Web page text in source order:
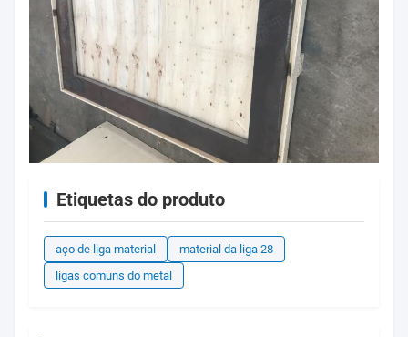
Etiquetas do produto
aço de liga material
material da liga 28
ligas comuns do metal